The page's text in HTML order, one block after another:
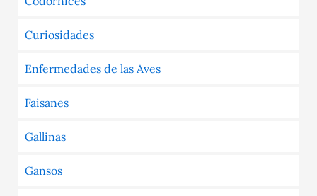
Curiosidades
Enfermedades de las Aves
Faisanes
Gallinas
Gansos